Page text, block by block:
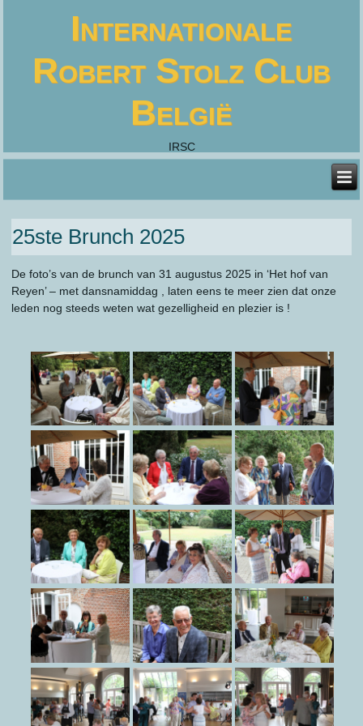
Internationale
Robert Stolz Club
België
IRSC
25ste Brunch 2025
De foto’s van de brunch van 31 augustus 2025 in ‘Het hof van
Reyen’ – met dansnamiddag , laten eens te meer zien dat onze
leden nog steeds weten wat gezelligheid en plezier is !